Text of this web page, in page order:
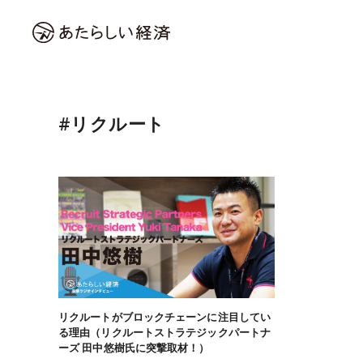
#リクルート
リクルートがブロックチェーンに注目してい
る理由（リクルートストラテジックパートナ
ーズ 田中悠樹氏に突撃取材！）